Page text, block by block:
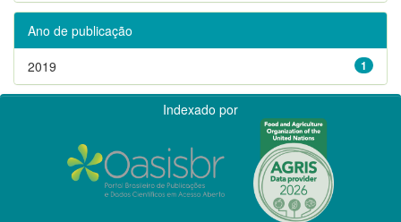
Ano de publicação
1
2019
Indexado por